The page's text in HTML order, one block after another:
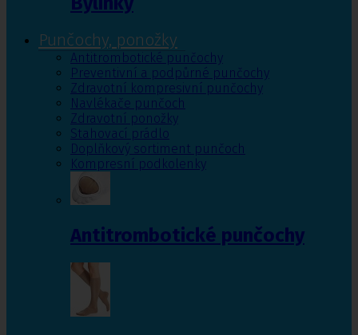
Punčochy, ponožky
Antitrombotické punčochy
Preventivní a podpůrné punčochy
Zdravotní kompresivní punčochy
Navlékače punčoch
Zdravotní ponožky
Stahovací prádlo
Doplňkový sortiment punčoch
Kompresní podkolenky
Antitrombotické punčochy